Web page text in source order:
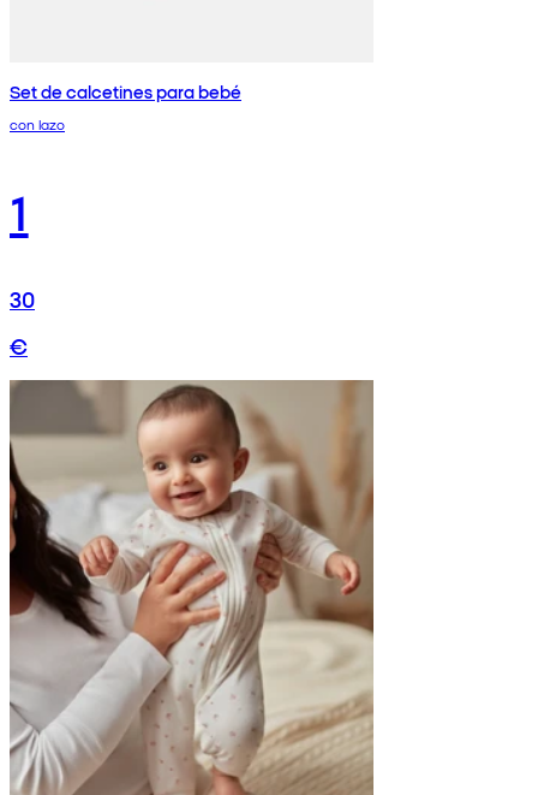
Set de calcetines para bebé
con lazo
1
30
€